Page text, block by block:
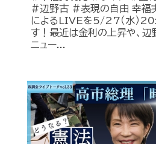
#辺野古 #表現の自由 幸福
によるLIVEを5/27（水）
す！最近は金利の上昇や、
ニュー...